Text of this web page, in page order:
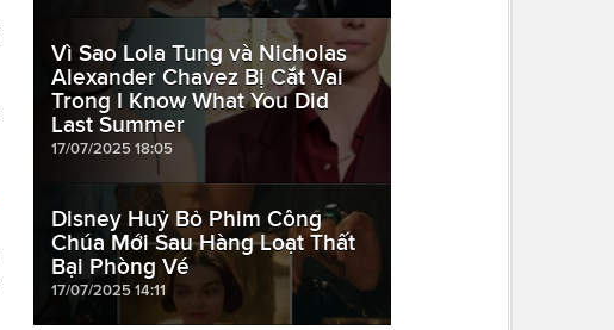
Vì Sao Lola Tung và Nicholas
Alexander Chavez Bị Cắt Vai
Trong I Know What You Did
Last Summer
17/07/2025 18:05
Disney Huỷ Bỏ Phim Công
Chúa Mới Sau Hàng Loạt Thất
Bại Phòng Vé
17/07/2025 14:11